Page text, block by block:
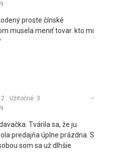
proste čínské
musela meniť tovar. kto mi
2 Užitočné: 3
Tvárila sa, že ju
predajňa úplne prázdna. S
som sa už dlhšie